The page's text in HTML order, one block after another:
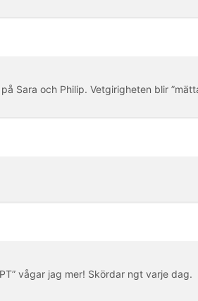
Sara och Philip. Vetgirigheten blir
vågar jag mer! Skördar ngt varje dag.